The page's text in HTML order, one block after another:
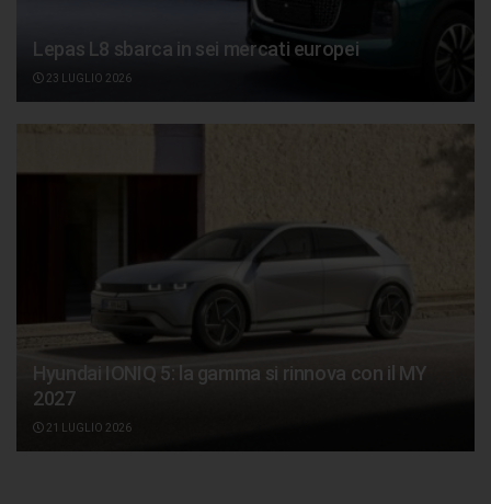
Lepas L8 sbarca in sei mercati europei
23 LUGLIO 2026
Hyundai IONIQ 5: la gamma si rinnova con il MY
2027
21 LUGLIO 2026